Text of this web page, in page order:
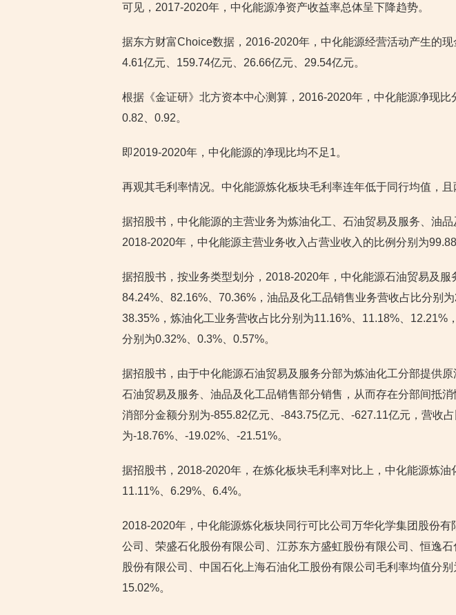
可见，2017-2020年，中化能源净资产收益率总体呈下降趋势。
据东方财富Choice数据，2016-2020年，中化能源经营活动产生的现
4.61亿元、159.74亿元、26.66亿元、29.54亿元。
根据《金证研》北方资本中心测算，2016-2020年，中化能源净现比
0.82、0.92。
即2019-2020年，中化能源的净现比均不足1。
再观其毛利率情况。中化能源炼化板块毛利率连年低于同行均值，且
据招股书，中化能源的主营业务为炼油化工、石油贸易及服务、油品
2018-2020年，中化能源主营业务收入占营业收入的比例分别为
据招股书，按业务类型划分，2018-2020年，中化能源石油贸易及服
84.24%、82.16%、70.36%，油品及化工品销售业务营收占比分别为
38.35%，炼油化工业务营收占比分别为11.16%、11.18%、12.21%
分别为0.32%、0.3%、0.57%。
据招股书，由于中化能源石油贸易及服务分部为炼油化工分部提供
石油贸易及服务、油品及化工品销售部分销售，从而存在分部间抵
消部分金额分别为-855.82亿元、-843.75亿元、-627.11亿元，营收占
为-18.76%、-19.02%、-21.51%。
据招股书，2018-2020年，在炼化板块毛利率对比上，中化能源炼油
11.11%、6.29%、6.4%。
2018-2020年，中化能源炼化板块同行可比公司万华化学集团股份有
公司、荣盛石化股份有限公司、江苏东方盛虹股份有限公司、恒逸
股份有限公司、中国石化上海石油化工股份有限公司毛利率均值分别
15.02%。